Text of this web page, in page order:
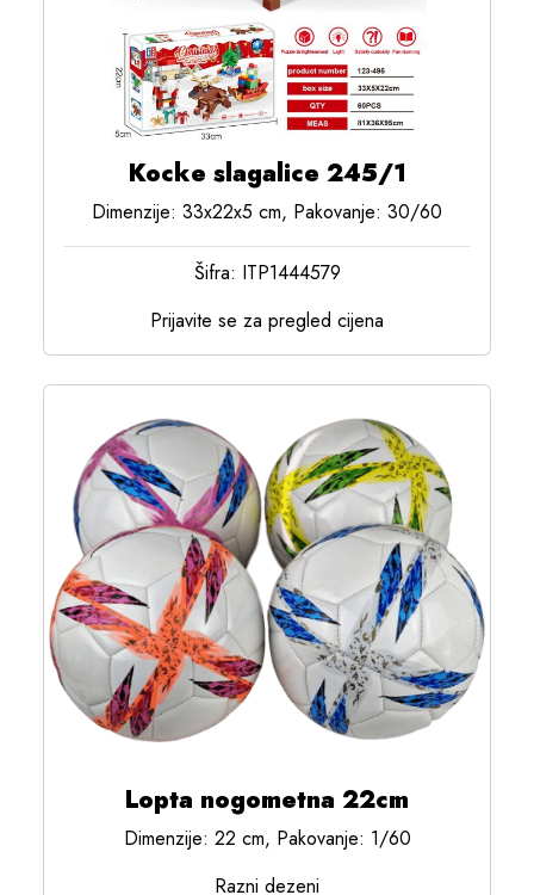
Kocke slagalice 245/1
Dimenzije: 33x22x5 cm, Pakovanje: 30/60
Šifra: ITP1444579
Prijavite se za pregled cijena
Lopta nogometna 22cm
Dimenzije: 22 cm, Pakovanje: 1/60
Razni dezeni